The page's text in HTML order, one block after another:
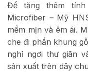
Để tăng thêm
Microfiber – Mỹ
mềm mịn và êm ái.
che đi phần khung
nghỉ ngơi thư giãn
sản xuất trên dây